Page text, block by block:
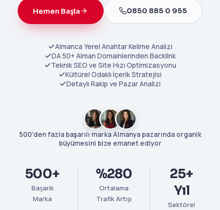
Hemen Başla 0850 885 0 955
Almanca Yerel Anahtar Kelime Analizi
DA 50+ Alman Domainlerinden Backlink
Teknik SEO ve Site Hızı Optimizasyonu
Kültürel Odaklı İçerik Stratejisi
Detaylı Rakip ve Pazar Analizi
500'den fazla başarılı marka Almanya pazarında organik
büyümesini bize emanet ediyor
500+
Başarılı
Marka
%280
Ortalama
Trafik Artışı
25+
Yıl
Sektörel